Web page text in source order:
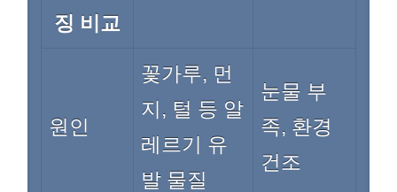
징 비교
원인
꽃가루, 먼
지, 털 등 알
레르기 유
발 물질
눈물 부
족, 환경
건조